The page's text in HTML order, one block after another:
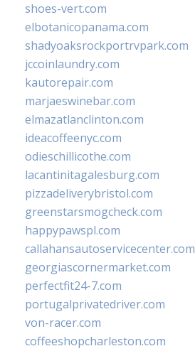
shoes-vert.com
elbotanicopanama.com
shadyoaksrockportrvpark.com
jccoinlaundry.com
kautorepair.com
marjaeswinebar.com
elmazatlanclinton.com
ideacoffeenyc.com
odieschillicothe.com
lacantinitagalesburg.com
pizzadeliverybristol.com
greenstarsmogcheck.com
happypawspl.com
callahansautoservicecenter.com
georgiascornermarket.com
perfectfit24-7.com
portugalprivatedriver.com
von-racer.com
coffeeshopcharleston.com